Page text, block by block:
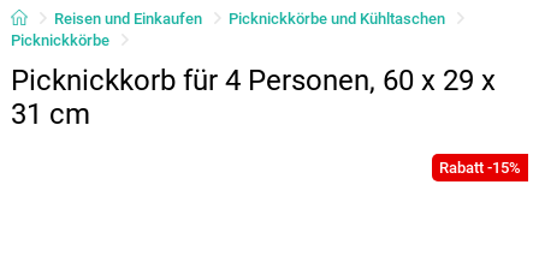
Reisen und Einkaufen
Picknickkörbe und Kühltaschen
Picknickkörbe
Picknickkorb für 4 Personen, 60 x 29 x
31 cm
Rabatt -15%